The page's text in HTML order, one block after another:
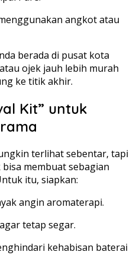
angkot atau
berada di pusat kota
ojek jauh lebih murah
ke titik akhir.
Kit” untuk
terlihat sebentar, tapi
membuat sebagian
itu, siapkan:
angin aromaterapi.
tetap segar.
kehabisan baterai